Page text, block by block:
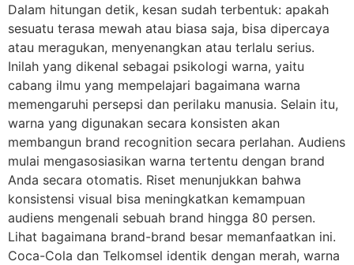
Dalam hitungan detik, kesan sudah terbentuk: apakah
sesuatu terasa mewah atau biasa saja, bisa dipercaya
atau meragukan, menyenangkan atau terlalu serius.
Inilah yang dikenal sebagai psikologi warna, yaitu
cabang ilmu yang mempelajari bagaimana warna
memengaruhi persepsi dan perilaku manusia. Selain itu,
warna yang digunakan secara konsisten akan
membangun brand recognition secara perlahan. Audiens
mulai mengasosiasikan warna tertentu dengan brand
Anda secara otomatis. Riset menunjukkan bahwa
konsistensi visual bisa meningkatkan kemampuan
audiens mengenali sebuah brand hingga 80 persen.
Lihat bagaimana brand-brand besar memanfaatkan ini.
Coca-Cola dan Telkomsel identik dengan merah, warna